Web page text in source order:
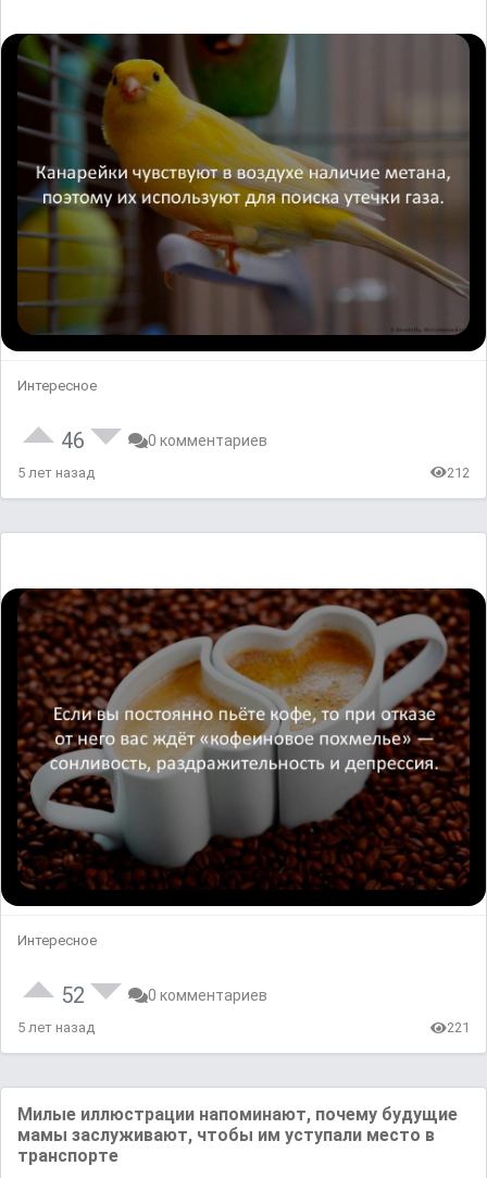
Интересное
46 0 комментариев
5 лет назад 212
Интересное
52 0 комментариев
5 лет назад 221
Милые иллюстрации напоминают, почему будущие
мамы заслуживают, чтобы им уступали место в
транспорте